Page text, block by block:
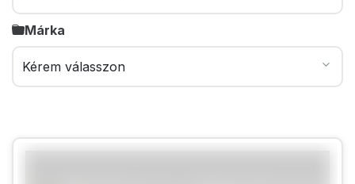
Márka